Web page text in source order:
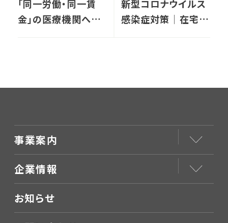
「同一労働・同一賃
金」の医療機関への
新型コロナウイルス
感染症対策│在宅医
事業案内
企業情報
お知らせ